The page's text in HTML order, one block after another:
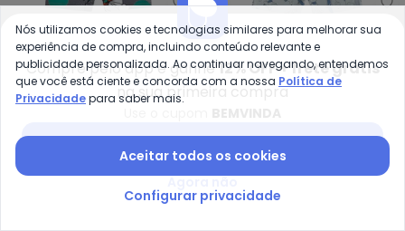
Kyly - Pijama Infantil com
Pijama Infantil com Capa
Menino (Mescla)
KYLY
R$ 45,96R$ 114,90
Pijama Meia Malha (Azul)
ROVI KIDS
A partir deR$ 31,99R$
-55%
Compre pelo app e ganhe12% OFF + frete grátis
na sua primeira compra
Nós utilizamos cookies e tecnologias similares para melhorar sua
experiência de compra, incluindo conteúdo relevante e
publicidade personalizada. Ao continuar navegando, entendemos
que você está ciente e concorda com a nossa Política de
Privacidadepara saber mais.
Aceitar todos os cookies
Configurar privacidade